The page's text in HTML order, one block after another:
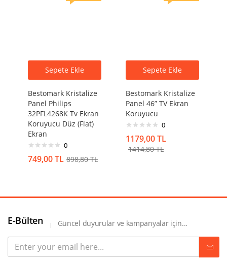
Sepete Ekle
Bestomark Kristalize
Panel Philips
32PFL4268K Tv Ekran
Koruyucu Düz (Flat)
Ekran
0
749,00TL 898,80TL
Sepete Ekle
Bestomark Kristalize
Panel 46” TV Ekran
Koruyucu
0
1179,00TL
1414,80TL
E-Bülten Güncel duyurular ve kampanyalar için...